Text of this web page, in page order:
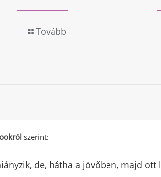
Tovább
szerint:
de, hátha a jövőben, majd ott